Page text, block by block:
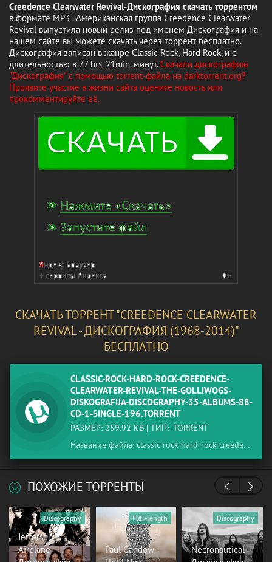
Creedence Clearwater Revival-Дискография скачать торрентом
в формате MP3 . Американская группа Creedence Clearwater
Revival выпустила новый релиз под именем Дискография и на
нашем сайте вы можете скачать через торрент бесплатно.
Дискография записан в жанре Classic Rock, Hard Rock, и с
длительностью в 77 hrs. 21min. минут.Скачали дискографию
"Дискография" с помощью torrent-файла на darktorrent.org?
Проявите участие в жизни сайта оцените новость или
прокомментируйте её.
СКАЧАТЬ ТОРРЕНТ "CREEDENCE CLEARWATER
REVIVAL - ДИСКОГРАФИЯ (1968-2014)"
БЕСПЛАТНО
CLASSIC-ROCK-HARD-ROCK-CREEDENCE-
CLEARWATER-REVIVAL-THE-GOLLIWOGS-
DISKOGRAFIJA-DISCOGRAPHY-35-ALBUMS-88-
CD-1-SINGLE-196.TORRENT
РАЗМЕР: 259.92 KB | ТИП: .TORRENT
Название файла: classic-rock-hard-rock-creedence-clearwater-revival-the-golliwogs-diskografija-discography-35-albums-88-cd-1-single-196.torrent
ПОХОЖИЕ ТОРРЕНТЫ
Jefferson
Airplane -
Discography
Paul Candow -
Full-length
Necronautical -
Discography